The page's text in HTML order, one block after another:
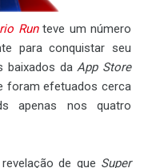
Runteve um número
para conquistar seu
baixados daApp Store
foram efetuados cerca
apenas nos quatro
de que Super